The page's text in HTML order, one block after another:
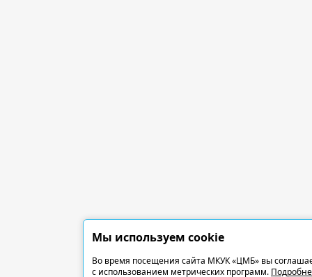
Мы используем cookie
Во время посещения сайта МКУК «ЦМБ» вы
с использованием метрических программ.